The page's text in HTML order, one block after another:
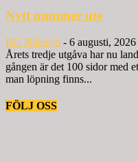
Nytt nummer ute
BG Nilensjö - 6 augusti, 2026
Årets tredje utgåva har nu
gången är det 100 sidor med
man löpning finns...
FÖLJ OSS